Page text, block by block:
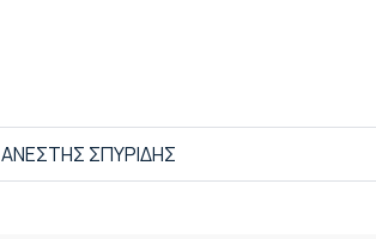
ΑΝΕΣΤΗΣ ΣΠΥΡΙΔΗΣ